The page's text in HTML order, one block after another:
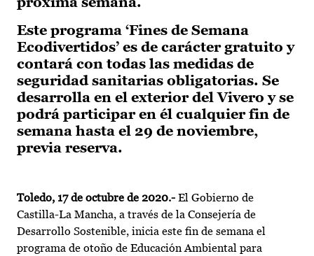
Este programa ‘Fines de Semana
Ecodivertidos’ es de carácter gratuito y
contará con todas las medidas de
seguridad sanitarias obligatorias. Se
desarrolla en el exterior del Vivero y se
podrá participar en él cualquier fin de
semana hasta el 29 de noviembre,
previa reserva.
Toledo, 17 de octubre de 2020.- El Gobierno de
Castilla-La Mancha, a través de la Consejería de
Desarrollo Sostenible, inicia este fin de semana el
programa de otoño de Educación Ambiental para